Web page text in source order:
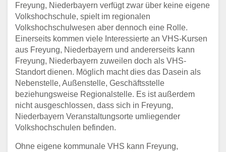
Freyung, Niederbayern verfügt zwar über keine eigene
Volkshochschule, spielt im regionalen
Volkshochschulwesen aber dennoch eine Rolle.
Einerseits kommen viele Interessierte an VHS-Kursen
aus Freyung, Niederbayern und andererseits kann
Freyung, Niederbayern zuweilen doch als VHS-
Standort dienen. Möglich macht dies das Dasein als
Nebenstelle, Außenstelle, Geschäftsstelle
beziehungsweise Regionalstelle. Es ist außerdem
nicht ausgeschlossen, dass sich in Freyung,
Niederbayern Veranstaltungsorte umliegender
Volkshochschulen befinden.
Ohne eigene kommunale VHS kann Freyung,